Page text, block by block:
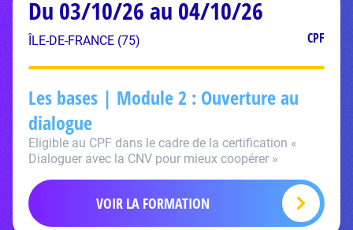
Du 03/10/26 au 04/10/26
ÎLE-DE-FRANCE (75) CPF
Les bases | Module 2 : Ouverture au
dialogue
Eligible au CPF dans le cadre de la certification «
Dialoguer avec la CNV pour mieux coopérer »
VOIR LA FORMATION